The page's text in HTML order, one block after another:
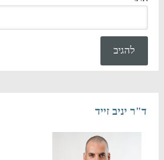
ד"ר יניב זייד